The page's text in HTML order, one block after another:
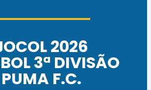
2026
3ª DIVISÃO
PUMA F.C.